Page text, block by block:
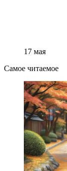
17 мая
Самое читаемое